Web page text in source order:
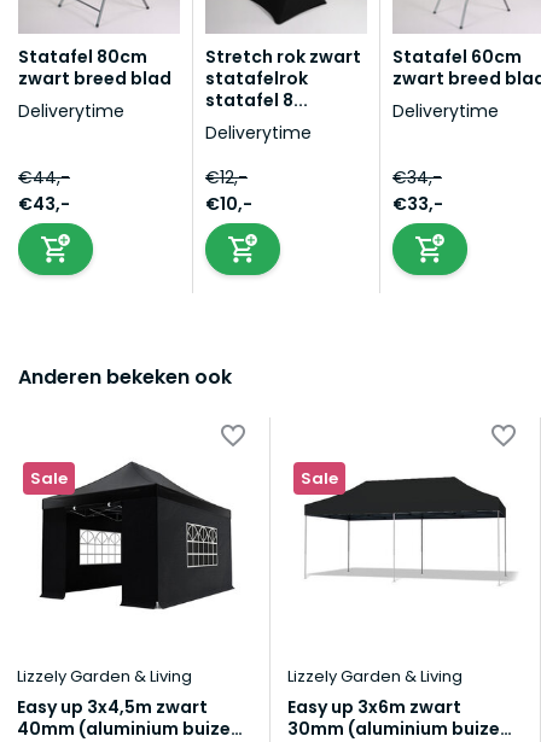
Statafel 80cm
zwart breed blad
Deliverytime
€44,-
€43,-
Stretch rok zwart
statafelrok
statafel 8...
Deliverytime
€12,-
€10,-
Statafel 60cm
zwart breed
Deliverytime
€34,-
€33,-
Anderen bekeken ook
Sale
Lizzely Garden & Living
Easy up 3x4,5m zwart
40mm (aluminium buizen)
Sale
Lizzely Garden & Living
Easy up 3x6m zwart
30mm (aluminium buizen)